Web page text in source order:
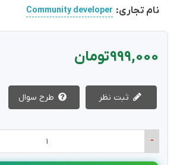
نام تجاری: Community developer
999,000 تومان
-